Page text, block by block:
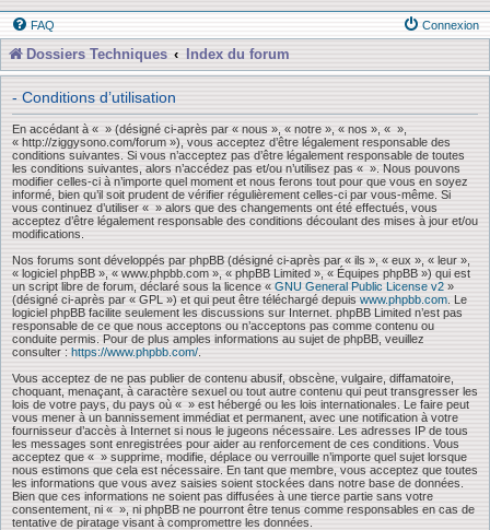
FAQ Connexion
Dossiers Techniques Index du forum
- Conditions d’utilisation
En accédant à « » (désigné ci-après par « nous », « notre », « nos », « »,
« http://ziggysono.com/forum »), vous acceptez d’être légalement responsable des
conditions suivantes. Si vous n’acceptez pas d’être légalement responsable de toutes
les conditions suivantes, alors n’accédez pas et/ou n’utilisez pas « ». Nous pouvons
modifier celles-ci à n’importe quel moment et nous ferons tout pour que vous en soyez
informé, bien qu’il soit prudent de vérifier régulièrement celles-ci par vous-même. Si
vous continuez d’utiliser « » alors que des changements ont été effectués, vous
acceptez d’être légalement responsable des conditions découlant des mises à jour et/ou
modifications.
Nos forums sont développés par phpBB (désigné ci-après par « ils », « eux », « leur »,
« logiciel phpBB », « www.phpbb.com », « phpBB Limited », « Équipes phpBB ») qui est
un script libre de forum, déclaré sous la licence « GNU General Public License v2 »
(désigné ci-après par « GPL ») et qui peut être téléchargé depuis www.phpbb.com . Le
logiciel phpBB facilite seulement les discussions sur Internet. phpBB Limited n’est pas
responsable de ce que nous acceptons ou n’acceptons pas comme contenu ou
conduite permis. Pour de plus amples informations au sujet de phpBB, veuillez
consulter : https://www.phpbb.com/
Vous acceptez de ne pas publier de contenu abusif, obscène, vulgaire, diffamatoire,
choquant, menaçant, à caractère sexuel ou tout autre contenu qui peut transgresser les
lois de votre pays, du pays où « » est hébergé ou les lois internationales. Le faire peut
vous mener à un bannissement immédiat et permanent, avec une notification à votre
fournisseur d’accès à Internet si nous le jugeons nécessaire. Les adresses IP de tous
les messages sont enregistrées pour aider au renforcement de ces conditions. Vous
acceptez que « » supprime, modifie, déplace ou verrouille n’importe quel sujet lorsque
nous estimons que cela est nécessaire. En tant que membre, vous acceptez que toutes
les informations que vous avez saisies soient stockées dans notre base de données.
Bien que ces informations ne soient pas diffusées à une tierce partie sans votre
consentement, ni « », ni phpBB ne pourront être tenus comme responsables en cas de
tentative de piratage visant à compromettre les données.